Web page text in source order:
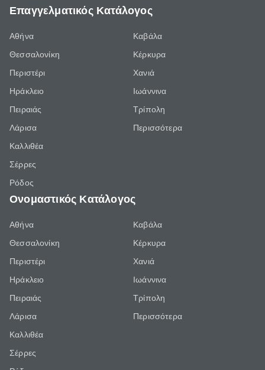
Επαγγελματικός Κατάλογος
Αθήνα
Θεσσαλονίκη
Περιστέρι
Ηράκλειο
Πειραιάς
Λάρισα
Καλλιθέα
Σέρρες
Ρόδος
Καβάλα
Κέρκυρα
Χανιά
Ιωάννινα
Τρίπολη
Περισσότερα
Ονομαστικός Κατάλογος
Αθήνα
Θεσσαλονίκη
Περιστέρι
Ηράκλειο
Πειραιάς
Λάρισα
Καλλιθέα
Σέρρες
Καβάλα
Κέρκυρα
Χανιά
Ιωάννινα
Τρίπολη
Περισσότερα